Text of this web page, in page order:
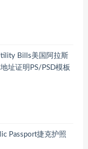
Bills美国阿拉斯
址证明PS/PSD模板
Passport捷克护照